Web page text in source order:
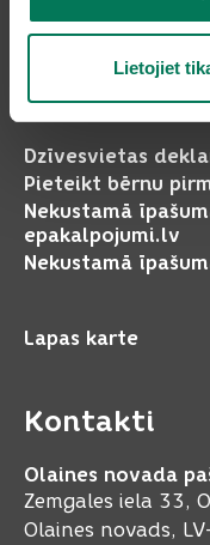
Lietojiet
Pakalpojumi
Dzīvesvietas
Pieteikt bērnu
Nekustamā
epakalpojumi.lv
Nekustamā
Lapas karte
Kontakti
Olaines novada
Zemgales iela 33,
Olaines novads,